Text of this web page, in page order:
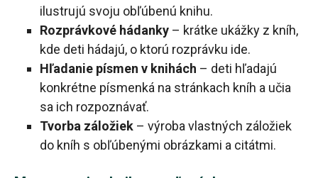
ilustrujú svoju obľúbenú knihu.
Rozprávkové hádanky – krátke ukážky z kníh,
kde deti hádajú, o ktorú rozprávku ide.
Hľadanie písmen v knihách – deti hľadajú
konkrétne písmenká na stránkach kníh a učia
sa ich rozpoznávať.
Tvorba záložiek – výroba vlastných záložiek
do kníh s obľúbenými obrázkami a citátmi.